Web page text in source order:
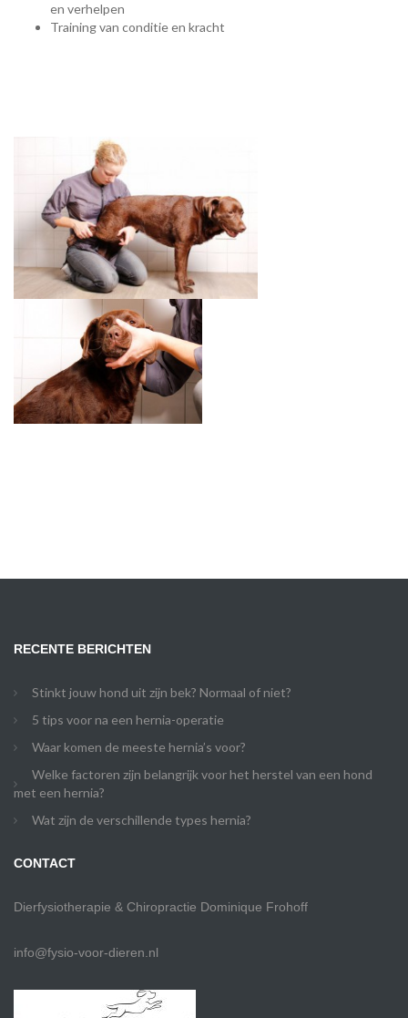
en verhelpen
Training van conditie en kracht
RECENTE BERICHTEN
Stinkt jouw hond uit zijn bek? Normaal of niet?
5 tips voor na een hernia-operatie
Waar komen de meeste hernia’s voor?
Welke factoren zijn belangrijk voor het herstel van een hond
met een hernia?
Wat zijn de verschillende types hernia?
CONTACT
Dierfysiotherapie & Chiropractie Dominique Frohoff
info@fysio-voor-dieren.nl